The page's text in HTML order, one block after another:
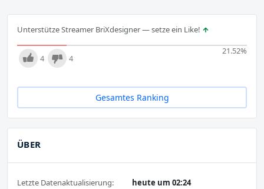
Unterstütze Streamer BriXdesigner — setze ein Like!
21.52%
4 4
Gesamtes Ranking
ÜBER
Letzte Datenaktualisierung:
heute um 02:24